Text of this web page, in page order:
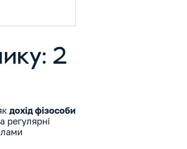
2
дохід фізособи
регулярні